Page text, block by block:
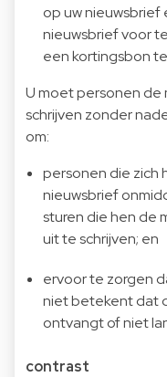
op uw nieuwsbrief
nieuwsbrief voor
een kortingsbon
U moet personen de
schrijven zonder
om:
personen die zich
nieuwsbrief
sturen die hen de
uit te schrijven; en
ervoor te zorgen
niet betekent dat
ontvangt of niet
contrast